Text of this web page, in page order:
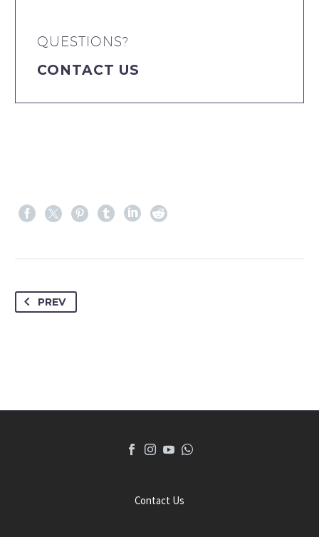
QUESTIONS?
CONTACT US
PREV
Contact Us